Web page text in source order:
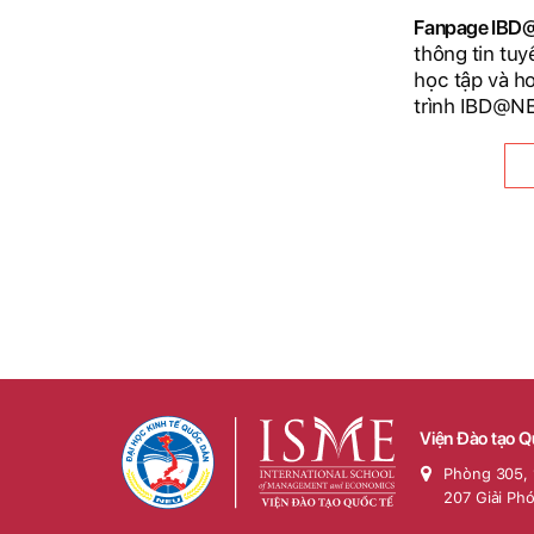
Fanpage
thông tin
học tập và
trình
Viện Đào tạo
Phòng 305,
207 Giải